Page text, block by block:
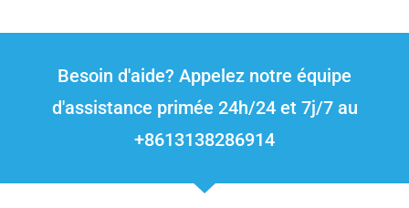
Besoin d'aide? Appelez notre équipe
d'assistance primée 24h/24 et 7j/7 au
+8613138286914